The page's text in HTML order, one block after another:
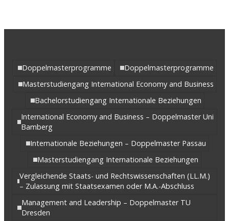
Doppelmasterprogramme
Doppelmasterprogramme
Masterstudiengang International Economy and Business
Bachelorstudiengang Internationale Beziehungen
International Economy and Business – Doppelmaster Uni
Bamberg
Internationale Beziehungen – Doppelmaster Passau
Masterstudiengang Internationale Beziehungen
Vergleichende Staats- und Rechtswissenschaften (LL.M.)
– Zulassung mit Staatsexamen oder M.A.-Abschluss
Management and Leadership – Doppelmaster TU
Dresden